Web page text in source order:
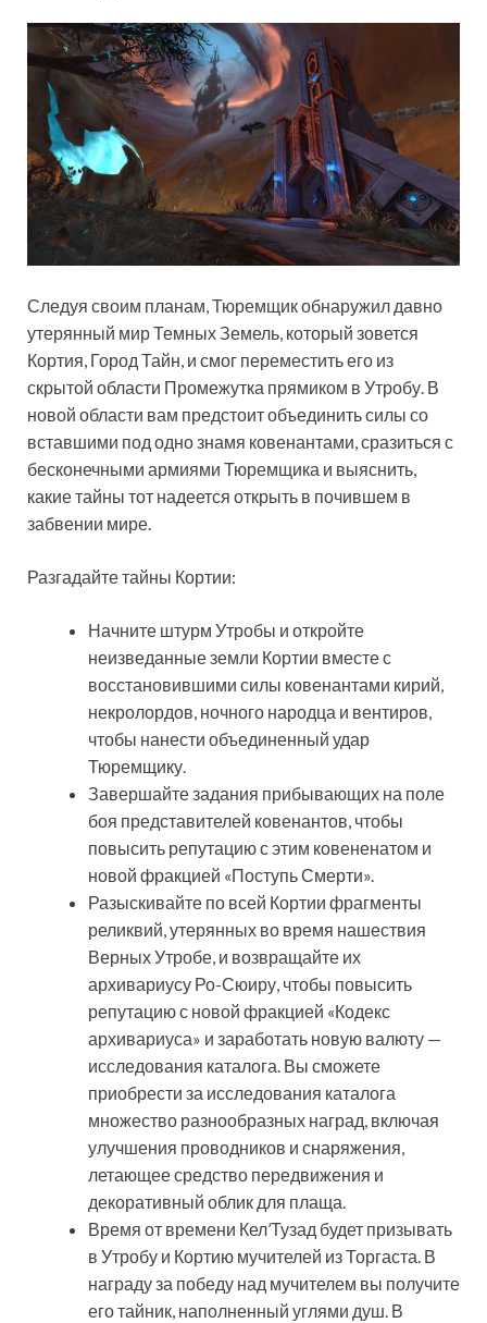
Следуя своим планам, Тюремщик обнаружил давно
утерянный мир Темных Земель, который зовется
Кортия, Город Тайн, и смог переместить его из
скрытой области Промежутка прямиком в Утробу. В
новой области вам предстоит объединить силы со
вставшими под одно знамя ковенантами, сразиться с
бесконечными армиями Тюремщика и выяснить,
какие тайны тот надеется открыть в почившем в
забвении мире.
Разгадайте тайны Кортии:
Начните штурм Утробы и откройте
неизведанные земли Кортии вместе с
восстановившими силы ковенантами кирий,
некролордов, ночного народца и вентиров,
чтобы нанести объединенный удар
Тюремщику.
Завершайте задания прибывающих на поле
боя представителей ковенантов, чтобы
повысить репутацию с этим ковененатом и
новой фракцией «Поступь Смерти».
Разыскивайте по всей Кортии фрагменты
реликвий, утерянных во время нашествия
Верных Утробе, и возвращайте их
архивариусу Ро-Сюиру, чтобы повысить
репутацию с новой фракцией «Кодекс
архивариуса» и заработать новую валюту —
исследования каталога. Вы сможете
приобрести за исследования каталога
множество разнообразных наград, включая
улучшения проводников и снаряжения,
летающее средство передвижения и
декоративный облик для плаща.
Время от времени Кел’Тузад будет призывать
в Утробу и Кортию мучителей из Торгаста. В
награду за победу над мучителем вы получите
его тайник, наполненный углями душ. В